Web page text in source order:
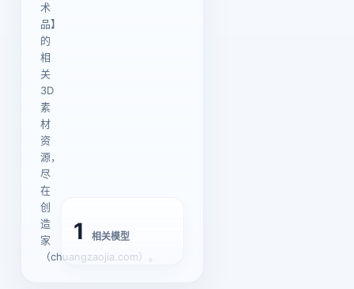
术
品】
的
相
关
3D
素
材
资
源，
尽
在
创
造
家
（chuangzaojia.com）。
1 相关模型